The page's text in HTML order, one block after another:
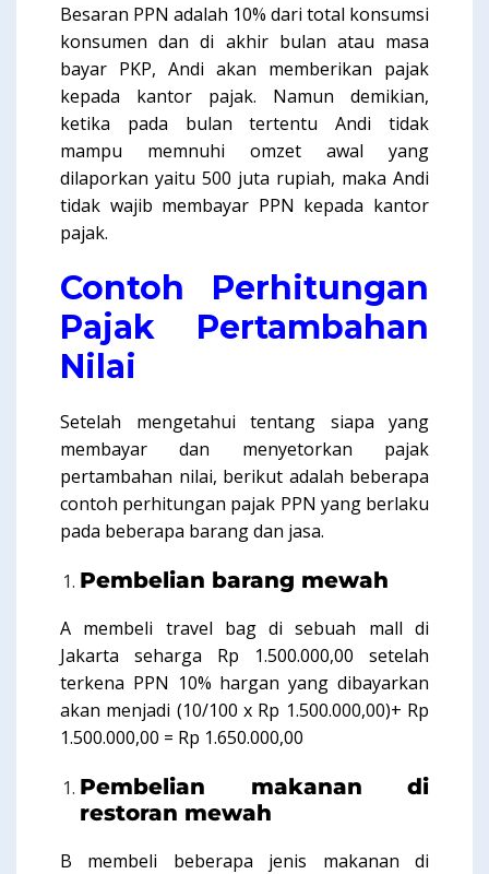
Besaran PPN adalah 10% dari total konsumsi
konsumen dan di akhir bulan atau masa
bayar PKP, Andi akan memberikan pajak
kepada kantor pajak. Namun demikian,
ketika pada bulan tertentu Andi tidak
mampu memnuhi omzet awal yang
dilaporkan yaitu 500 juta rupiah, maka Andi
tidak wajib membayar PPN kepada kantor
pajak.
Contoh Perhitungan
Pajak Pertambahan
Nilai
Setelah mengetahui tentang siapa yang
membayar dan menyetorkan pajak
pertambahan nilai, berikut adalah beberapa
contoh perhitungan pajak PPN yang berlaku
pada beberapa barang dan jasa.
Pembelian barang mewah
A membeli travel bag di sebuah mall di
Jakarta seharga Rp 1.500.000,00 setelah
terkena PPN 10% hargan yang dibayarkan
akan menjadi (10/100 x Rp 1.500.000,00)+ Rp
1.500.000,00 = Rp 1.650.000,00
Pembelian makanan di
restoran mewah
B membeli beberapa jenis makanan di